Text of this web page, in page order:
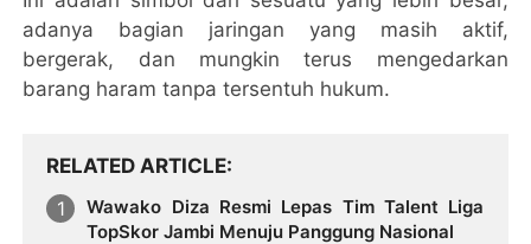
adanya bagian jaringan yang masih aktif,
bergerak, dan mungkin terus mengedarkan
barang haram tanpa tersentuh hukum.
RELATED ARTICLE
Wawako Diza Resmi Lepas Tim Talent Liga
TopSkor Jambi Menuju Panggung Nasional